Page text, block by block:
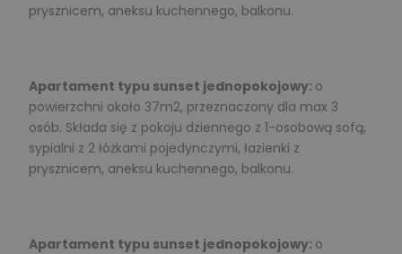
prysznicem, aneksu kuchennego, balkonu.
Apartament typu sunset jednopokojowy: o
powierzchni około 37m2, przeznaczony dla max 3
osób. Składa się z pokoju dziennego z 1-osobową sofą,
sypialni z 2 łóżkami pojedynczymi, łazienki z
prysznicem, aneksu kuchennego, balkonu.
Apartament typu sunset jednopokojowy: o